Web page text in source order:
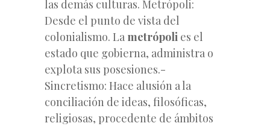
las demás culturas. Metrópoli:
Desde el punto de vista del
colonialismo. La metrópoli es el
estado que gobierna, administra o
explota sus posesiones.-
Sincretismo: Hace alusión a la
conciliación de ideas, filosóficas,
religiosas, procedente de ámbitos